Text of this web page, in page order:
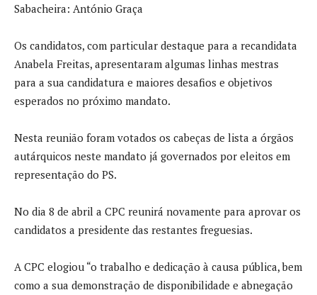
Sabacheira: António Graça
Os candidatos, com particular destaque para a recandidata
Anabela Freitas, apresentaram algumas linhas mestras
para a sua candidatura e maiores desafios e objetivos
esperados no próximo mandato.
Nesta reunião foram votados os cabeças de lista a órgãos
autárquicos neste mandato já governados por eleitos em
representação do PS.
No dia 8 de abril a CPC reunirá novamente para aprovar os
candidatos a presidente das restantes freguesias.
A CPC elogiou “o trabalho e dedicação à causa pública, bem
como a sua demonstração de disponibilidade e abnegação